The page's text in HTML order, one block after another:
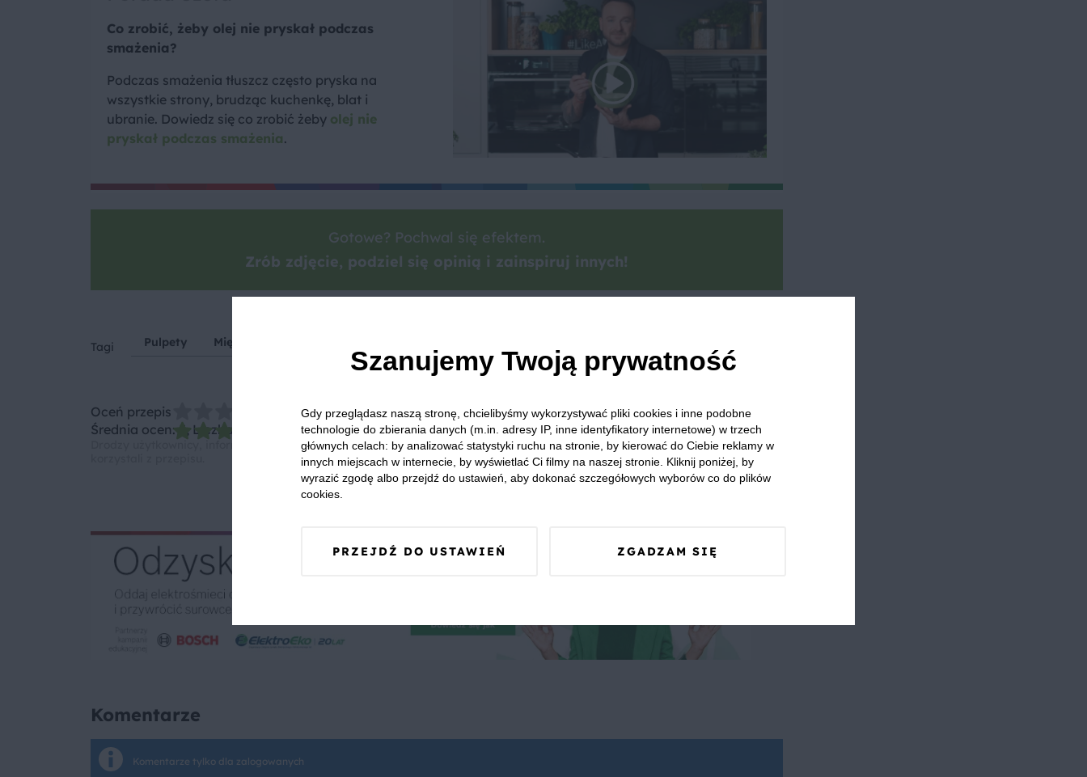
Co zrobić, żeby olej nie pryskał podczas
smażenia?
Podczas smażenia tłuszcz często pryska na
wszystkie strony, brudząc kuchenkę, blat i
ubranie. Dowiedz się co zrobić żeby olej nie
pryskał podczas smażenia.
Gotowe? Pochwal się efektem.
Zrób zdjęcie, podziel się opinią i zainspiruj innych!
Tagi Pulpety Mięso mielone
Oceń przepis
Średnia ocen: 5, Liczba ocen: 1
Drodzy użytkownicy, informujemy, że nie możemy Was zapewnić, że publikowane opinie pochodzą od konsumentów, którzy
Komentarze
Komentarze tylko dla zalogowanych
Szanujemy Twoją prywatność
Gdy przeglądasz naszą stronę, chcielibyśmy wykorzystywać pliki cookies i inne podobne
technologie do zbierania danych (m.in. adresy IP, inne identyfikatory internetowe) w trzech
głównych celach: by analizować statystyki ruchu na stronie, by kierować do Ciebie reklamy w
innych miejscach w internecie, by wyświetlać Ci filmy na naszej stronie. Kliknij poniżej, by
wyrazić zgodę albo przejdź do ustawień, aby dokonać szczegółowych wyborów co do plików
cookies.
PRZEJDŹ DO USTAWIEŃ ZGADZAM SIĘ